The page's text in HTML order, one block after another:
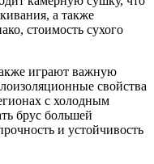
а также
стоимость сухого
играют важную
свойства
с холодным
брус большей
и устойчивость